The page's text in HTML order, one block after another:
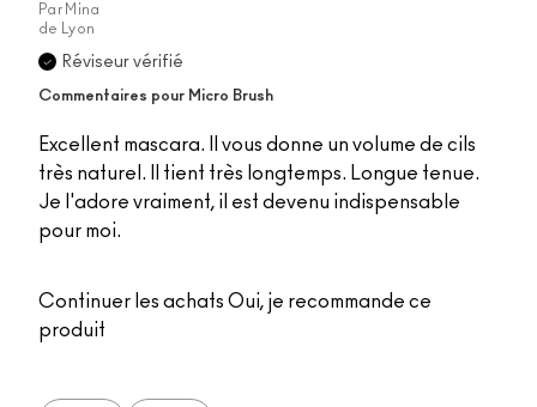
Par Mina
de
Lyon
Réviseur vérifié
Commentaires pour Micro Brush
Excellent mascara. Il vous donne un volume de cils
très naturel. Il tient très longtemps. Longue tenue.
Je l'adore vraiment, il est devenu indispensable
pour moi.
Continuer les achats Oui, je recommande ce
produit